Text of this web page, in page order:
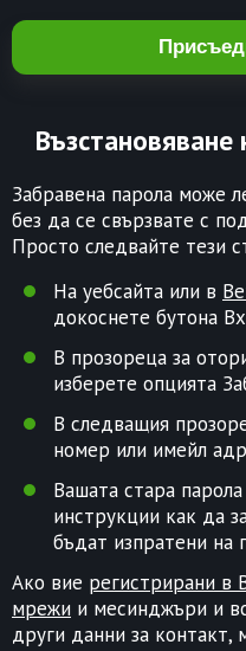
Възстановяване
Забравена парола може
без да се свързвате с
Просто следвайте тези
На уебсайта или в
докоснете бутона
В прозореца за
изберете опцията
В следващия
номер или имейл
Вашата стара
инструкции как да
бъдат изпратени на
Ако вие регистрирани в
мрежи и месинджъри и
други данни за контакт,